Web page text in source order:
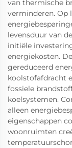
van thermische
verminderen. Op
levensduur van
initiële
energiekosten.
gereduceerd
koolstofafdracht
fossiele
koelsystemen.
alleen
eigenschappen
woonruimten